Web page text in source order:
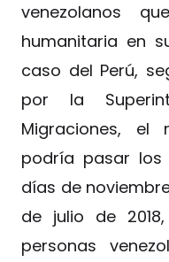
venezolanos
humanitaria en
caso del Perú,
por la
Migraciones, el
podría pasar los
días de
de julio de
personas